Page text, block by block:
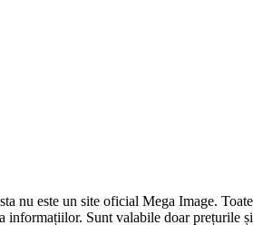
nu este un site oficial Mega Image.
Sunt valabile doar prețurile